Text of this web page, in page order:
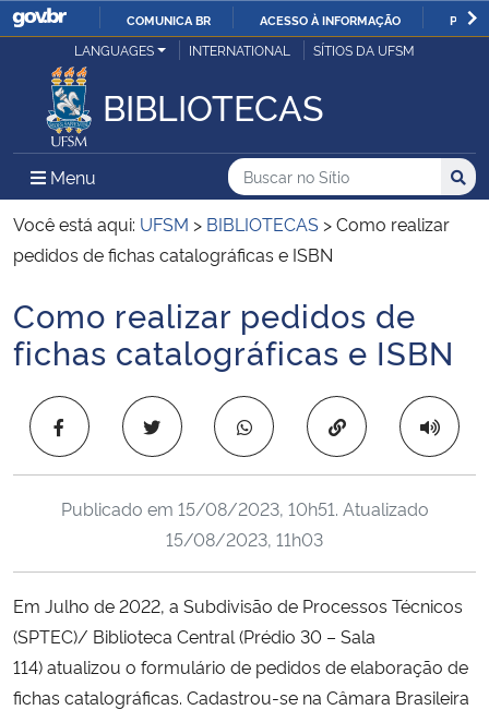
IR
O
COMUNICA BR ACESSO À INFORMAÇÃO
Ministério da Justiça e Segurança Pública
Ministério da Defesa
Ministério das Relações Exteriores
Ministério da Infraestrutura
Ministério da Educação
Ministério da Cidadania
Ministério da Ciência, Tecnologia, Inovações e Comunicações
LANGUAGES INTERNATIONAL SÍTIOS DA UFSM
BIBLIOTECAS
Menu Menu Principal do Sítio
Busca
Buscar no no Sítio
Busca:
Você está aqui: UFSM > BIBLIOTECAS >Como realizar
pedidos de fichas catalográficas e ISBN
Início do conteúdo
Como realizar pedidos de
fichas catalográficas e ISBN
Copiar para área
Publicado em 15/08/2023, 10h51. Atualizado
15/08/2023, 11h03
Em Julho de 2022, a Subdivisão de Processos Técnicos
(SPTEC)/ Biblioteca Central (Prédio 30 – Sala
114) atualizou o formulário de pedidos de elaboração de
fichas catalográficas. Cadastrou-se na Câmara Brasileira